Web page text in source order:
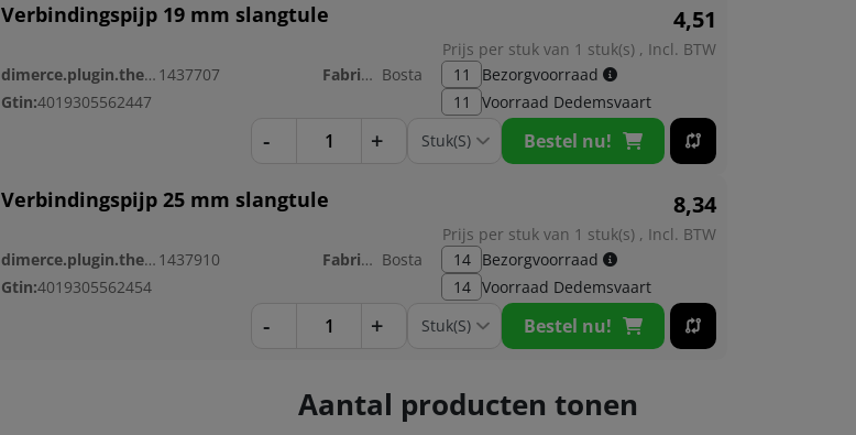
Verbindingspijp 19 mm slangtule 4,51
Prijs per stuk van 1 stuk(s) , Incl. BTW
dimerce.plugin.theme.productnr: 1437707 Fabrikant: Bosta
Gtin:4019305562447
11
Bezorgvoorraad
11
Voorraad Dedemsvaart
- + Bestel nu!
Verbindingspijp 25 mm slangtule 8,34
Prijs per stuk van 1 stuk(s) , Incl. BTW
dimerce.plugin.theme.productnr: 1437910 Fabrikant: Bosta
Gtin:4019305562454
14
Bezorgvoorraad
14 Voorraad Dedemsvaart
- + Bestel nu!
Aantal producten tonen